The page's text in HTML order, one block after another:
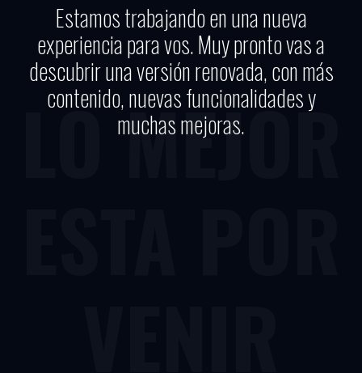
Estamos trabajando en una nueva
experiencia para vos. Muy pronto vas a
descubrir una versión renovada, con más
contenido, nuevas funcionalidades y
muchas mejoras.
LO MEJOR